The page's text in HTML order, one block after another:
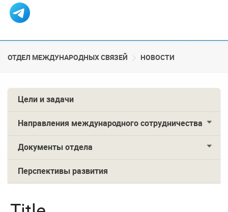
ОТДЕЛ МЕЖДУНАРОДНЫХ СВЯЗЕЙ НОВОСТИ
Цели и задачи
Направления международного сотрудничества
Документы отдела
Перспективы развития